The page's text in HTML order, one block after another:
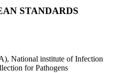
STANDARDS
National institute of Infection
for Pathogens